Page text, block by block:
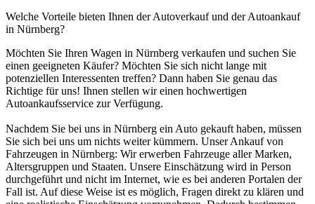
Welche Vorteile bieten Ihnen der Autoverkauf und der Autoankauf
in Nürnberg?
Möchten Sie Ihren Wagen in Nürnberg verkaufen und suchen Sie
einen geeigneten Käufer? Möchten Sie sich nicht lange mit
potenziellen Interessenten treffen? Dann haben Sie genau das
Richtige für uns! Ihnen stellen wir einen hochwertigen
Autoankaufsservice zur Verfügung.
Nachdem Sie bei uns in Nürnberg ein Auto gekauft haben, müssen
Sie sich bei uns um nichts weiter kümmern. Unser Ankauf von
Fahrzeugen in Nürnberg: Wir erwerben Fahrzeuge aller Marken,
Altersgruppen und Staaten. Unsere Einschätzung wird in Person
durchgeführt und nicht im Internet, wie es bei anderen Portalen der
Fall ist. Auf diese Weise ist es möglich, Fragen direkt zu klären und